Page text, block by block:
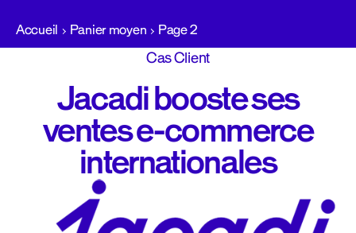
Accueil Panier moyen Page 2
Cas Client
Jacadi booste ses
ventes e-commerce
internationales